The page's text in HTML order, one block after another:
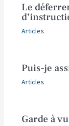
Le
Articles
Puis-je
Articles
Garde à